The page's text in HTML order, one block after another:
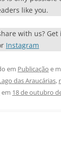
like you.
with us?
Instagram
em Publicação e
das Araucárias,
em 18 de outubro